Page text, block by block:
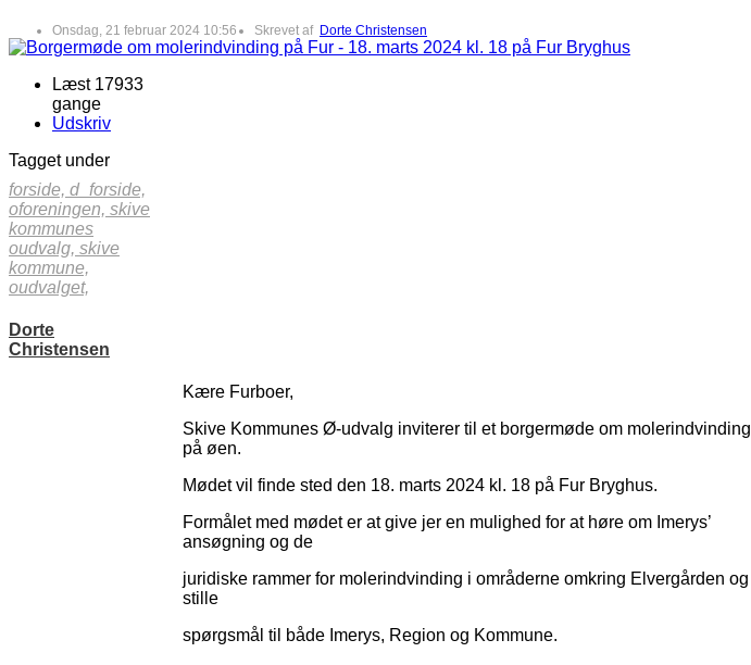
Onsdag, 21 februar 2024 10:56 Skrevet af Dorte Christensen
Læst 17933
gange
Udskriv
Tagget under
forside, d_forside,
oforeningen, skive
kommunes
oudvalg, skive
kommune,
oudvalget,
Dorte
Christensen
Kære Furboer,
Skive Kommunes Ø-udvalg inviterer til et borgermøde om molerindvinding
på øen.
Mødet vil finde sted den 18. marts 2024 kl. 18 på Fur Bryghus.
Formålet med mødet er at give jer en mulighed for at høre om Imerys’
ansøgning og de
juridiske rammer for molerindvinding i områderne omkring Elvergården og
stille
spørgsmål til både Imerys, Region og Kommune.